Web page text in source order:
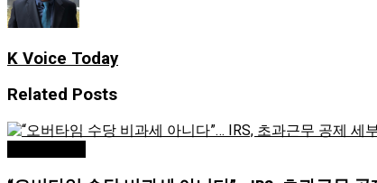
K Voice Today
Related Posts